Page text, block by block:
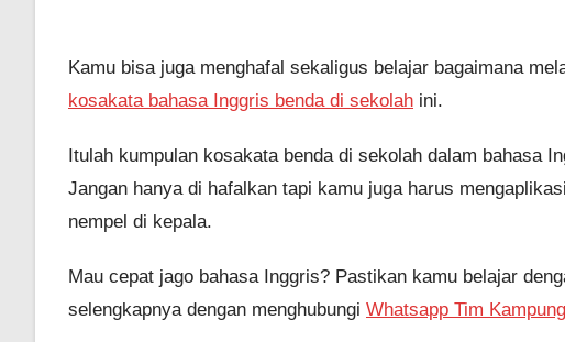
Kamu bisa juga menghafal sekaligus belajar bagaimana
kosakata bahasa Inggris benda di sekolah ini.
Itulah kumpulan kosakata benda di sekolah dalam bahasa
Jangan hanya di hafalkan tapi kamu juga harus
nempel di kepala.
Mau cepat jago bahasa Inggris? Pastikan kamu belajar
selengkapnya dengan menghubungi Whatsapp Tim